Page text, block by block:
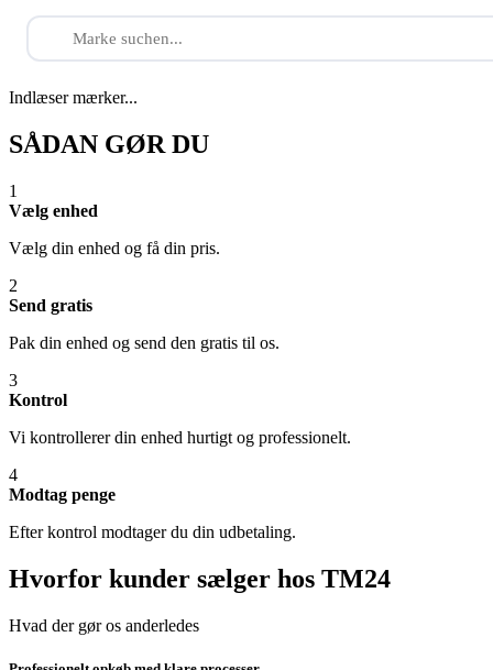
Indlæser mærker...
SÅDAN GØR DU
1
Vælg enhed
Vælg din enhed og få din pris.
2
Send gratis
Pak din enhed og send den gratis til os.
3
Kontrol
Vi kontrollerer din enhed hurtigt og professionelt.
4
Modtag penge
Efter kontrol modtager du din udbetaling.
Hvorfor kunder sælger hos TM24
Hvad der gør os anderledes